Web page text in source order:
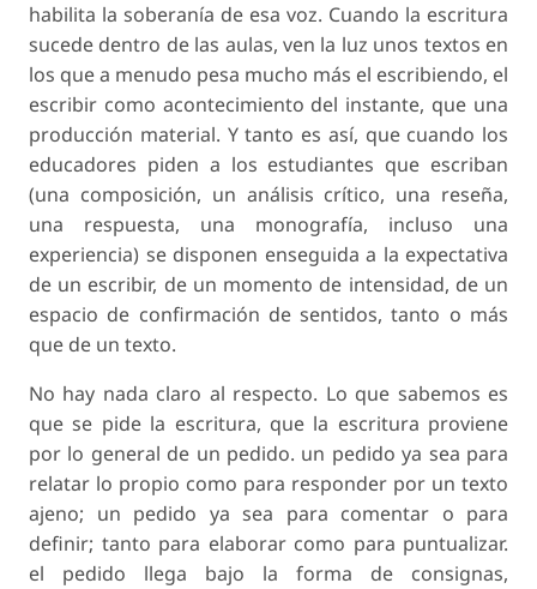
habilita la soberanía de esa voz. Cuando la escritura
sucede dentro de las aulas, ven la luz unos textos en
los que a menudo pesa mucho más el escribiendo, el
escribir como acontecimiento del instante, que una
producción material. Y tanto es así, que cuando los
educadores piden a los estudiantes que escriban
(una composición, un análisis crítico, una reseña,
una respuesta, una monografía, incluso una
experiencia) se disponen enseguida a la expectativa
de un escribir, de un momento de intensidad, de un
espacio de confirmación de sentidos, tanto o más
que de un texto.
No hay nada claro al respecto. Lo que sabemos es
que se pide la escritura, que la escritura proviene
por lo general de un pedido. un pedido ya sea para
relatar lo propio como para responder por un texto
ajeno; un pedido ya sea para comentar o para
definir; tanto para elaborar como para puntualizar.
el pedido llega bajo la forma de consignas,